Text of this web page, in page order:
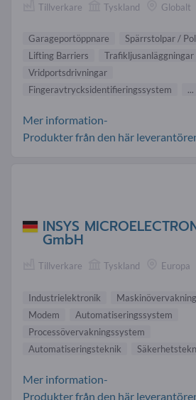
Tillverkare Tyskland Globalt
Garageportöppnare
Spärrstolpar /
Lifting Barriers
Trafikljusanläggningar
Vridportsdrivningar
Fingeravtrycksidentifieringssystem
...
Mer information-
Produkter från den här
INSYS
GmbH
Tillverkare Tyskland Europa
Industrielektronik
Modem
Automatiseringssystem
Processövervakningssystem
Automatiseringsteknik
Mer information-
Produkter från den här